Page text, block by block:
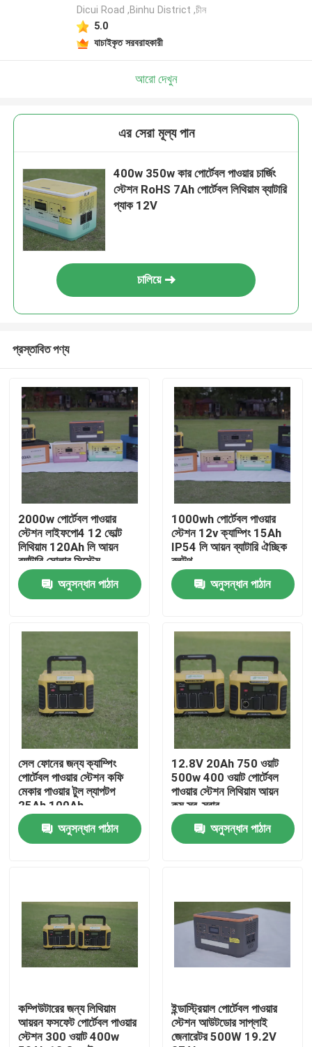
আমাদের সম্পর্কে
পরিচিতি
পণ্য
LiFePO4 ব্যাটারি সেল
12V lifepo4 ব্যাটারি
48V Lifepo4 ব্যাটারি
LiFePO4 পাওয়ারওয়াল
Dicui Road ,Binhu District ,চীন
5.0
যাচাইকৃত সরবরাহকারী
আরো দেখুন
এর সেরা মূল্য পান
400w 350w কার পোর্টেবল পাওয়ার চার্জিং
স্টেশন RoHS 7Ah পোর্টেবল লিথিয়াম ব্যাটারি
প্যাক 12V
চালিয়ে
প্রস্তাবিত পণ্য
2000w পোর্টেবল পাওয়ার
স্টেশন লাইফপো4 12 ভোল্ট
লিথিয়াম 120Ah লি আয়ন
ব্যাটারি সোলার সিস্টেম
অনুসন্ধান পাঠান
1000wh পোর্টেবল পাওয়ার
স্টেশন 12v ক্যাম্পিং 15Ah
IP54 লি আয়ন ব্যাটারি ঐচ্ছিক
ব্লুটুথ
অনুসন্ধান পাঠান
সেল ফোনের জন্য ক্যাম্পিং
পোর্টেবল পাওয়ার স্টেশন কফি
মেকার পাওয়ার টুল ল্যাপটপ
25Ah 100Ah
অনুসন্ধান পাঠান
12.8V 20Ah 750 ওয়াট
500w 400 ওয়াট পোর্টেবল
পাওয়ার স্টেশন লিথিয়াম আয়ন
কম স্ব-স্রাব
অনুসন্ধান পাঠান
কম্পিউটারের জন্য লিথিয়াম
আয়রন ফসফেট পোর্টেবল পাওয়ার
স্টেশন 300 ওয়াট 400w
ইন্ডাস্ট্রিয়াল পোর্টেবল পাওয়ার
স্টেশন আউটডোর সাপ্লাই
জেনারেটর 500W 19.2V